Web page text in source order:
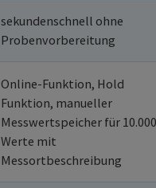
sekundenschnell ohne
Probenvorbereitung
Online-Funktion, Hold
Funktion, manueller
Messwertspeicher für 10.000
Werte mit
Messortbeschreibung